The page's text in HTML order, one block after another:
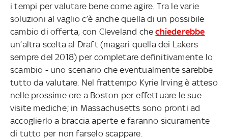
i tempi per valutare bene come agire. Tra le varie
soluzioni al vaglio c’è anche quella di un possibile
cambio di offerta, con Cleveland chechiederebbe
un’altra scelta al Draft (magari quella dei Lakers
sempre del 2018) per completare definitivamente lo
scambio - uno scenario che eventualmente sarebbe
tutto da valutare. Nel frattempo Kyrie Irving è atteso
nelle prossime ore a Boston per effettuare le sue
visite mediche; in Massachusetts sono pronti ad
accoglierlo a braccia aperte e faranno sicuramente
di tutto per non farselo scappare.